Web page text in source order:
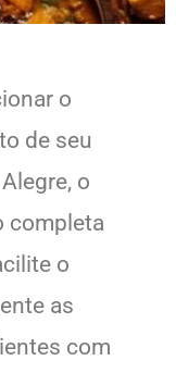
o
de seu
o
completa
o
as
com